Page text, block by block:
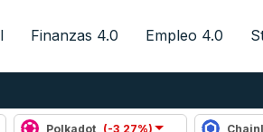
Finanzas 4.0 Empleo 4.0
Polkadot (-3,27%)
Chainlink